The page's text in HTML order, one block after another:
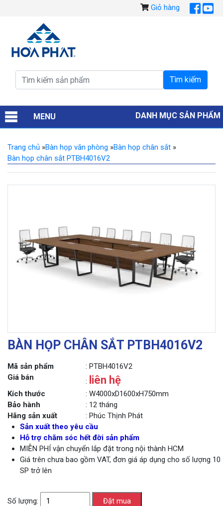
Giỏ hàng
MENU DANH MỤC SẢN PHẨM
Trang chủ »Bàn họp văn phòng »Bàn họp chân sắt »
Bàn họp chân sắt PTBH4016V2
BÀN HỌP CHÂN SẮT PTBH4016V2
Mã sản phẩm
: PTBH4016V2
Giá bán
: liên hệ
Kích thước
: W4000xD1600xH750mm
Bảo hành
: 12 tháng
Hãng sản xuất
: Phúc Thịnh Phát
Sản xuất theo yêu cầu
Hỗ trợ chăm sóc hết đời sản phẩm
MIỄN PHÍ vận chuyển lắp đặt trong nội thành HCM
Giá trên chưa bao gồm VAT, đơn giá áp dụng cho số lượng 10
SP trở lên
Số lượng: